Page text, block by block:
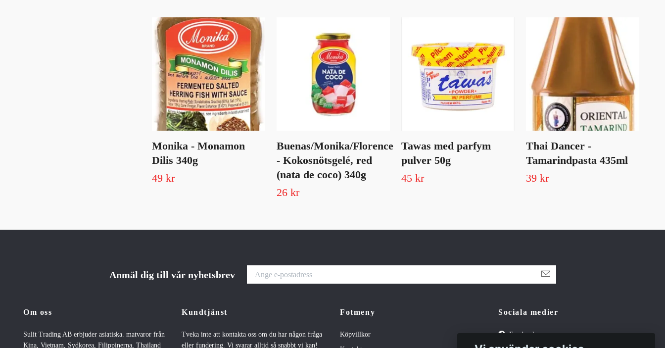
Monika - Monamon
Dilis 340g
49 kr
Buenas/Monika/Florence
- Kokosnötsgelé, red
(nata de coco) 340g
26 kr
Tawas med parfym
pulver 50g
45 kr
Thai Dancer -
Tamarindpasta 435ml
39 kr
Anmäl dig till vår nyhetsbrev
Om oss
Sulit Trading AB erbjuder asiatiska. matvaror från
Kina, Vietnam, Sydkorea, Filippinerna, Thailand
Kundtjänst
Tveka inte att kontakta oss om du har någon fråga
eller fundering. Vi svarar alltid så snabbt vi kan!
Fotmeny
Köpvillkor
Sociala medier
Facebook